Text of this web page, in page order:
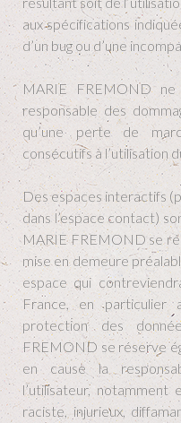
aux spécifications
d’un bug ou d’une
MARIE FREMOND
responsable des
qu’une perte de
consécutifs à l’utilisation
Des espaces interactifs
dans l’espace contact)
MARIE FREMOND se
mise en demeure
espace qui
France, en particulier
protection des
FREMOND se réserve
en cause la
l’utilisateur,
raciste, injurieux,